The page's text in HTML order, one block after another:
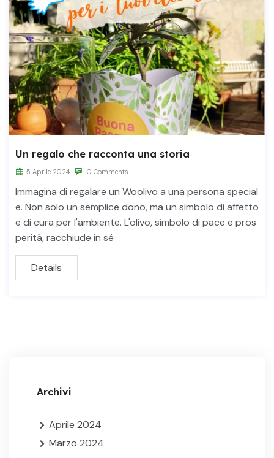
Un regalo che racconta una storia
5 Aprile 2024 0 Comments
Immagina di regalare un Woolivo a una persona special
e. Non solo un semplice dono, ma un simbolo di affetto
e di cura per l'ambiente. L'olivo, simbolo di pace e pros
perità, racchiude in sé
Details
Archivi
Aprile 2024
Marzo 2024